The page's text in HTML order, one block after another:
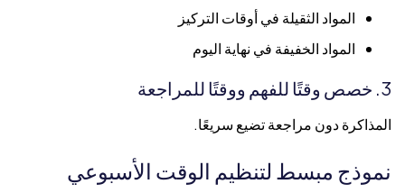
المواد الثقيلة في أوقات التركيز
المواد الخفيفة في نهاية اليوم
3. خصص وقتًا للفهم ووقتًا للمراجعة
المذاكرة دون مراجعة تضيع سريعًا.
نموذج مبسط لتنظيم الوقت الأسبوعي